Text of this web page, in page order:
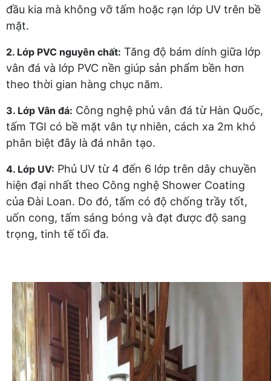
đầu kia mà không vỡ tấm hoặc rạn lớp UV trên bề
mặt.
2. Lớp PVC nguyên chất: Tăng độ bám dính giữa lớp
vân đá và lớp PVC nền giúp sản phẩm bền hơn
theo thời gian hàng chục năm.
3. Lớp Vân đá: Công nghệ phủ vân đá từ Hàn Quốc,
tấm TGI có bề mặt vân tự nhiên, cách xa 2m khó
phân biệt đây là đá nhân tạo.
4. Lớp UV: Phủ UV từ 4 đến 6 lớp trên dây chuyền
hiện đại nhất theo Công nghệ Shower Coating
của Đài Loan. Do đó, tấm có độ chống trầy tốt,
uốn cong, tấm sáng bóng và đạt được độ sang
trọng, tinh tế tối đa.